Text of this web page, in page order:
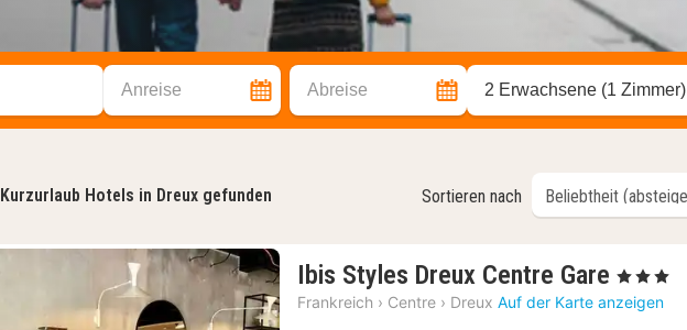
Anreise Abreise 2 Erwachsene (1 Zimmer)
Kurzurlaub Hotels in Dreux gefunden Sortieren nach
Ibis Styles Dreux Centre Gare 1
Nacht
, 3 Sterne
Frankreich › Centre › Dreux Auf der Karte anzeigen